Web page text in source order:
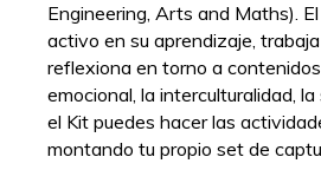
Engineering, Arts and Maths).
activo en su aprendizaje,
reflexiona en torno a
emocional, la interculturalidad,
el Kit puedes hacer las
montando tu propio set de